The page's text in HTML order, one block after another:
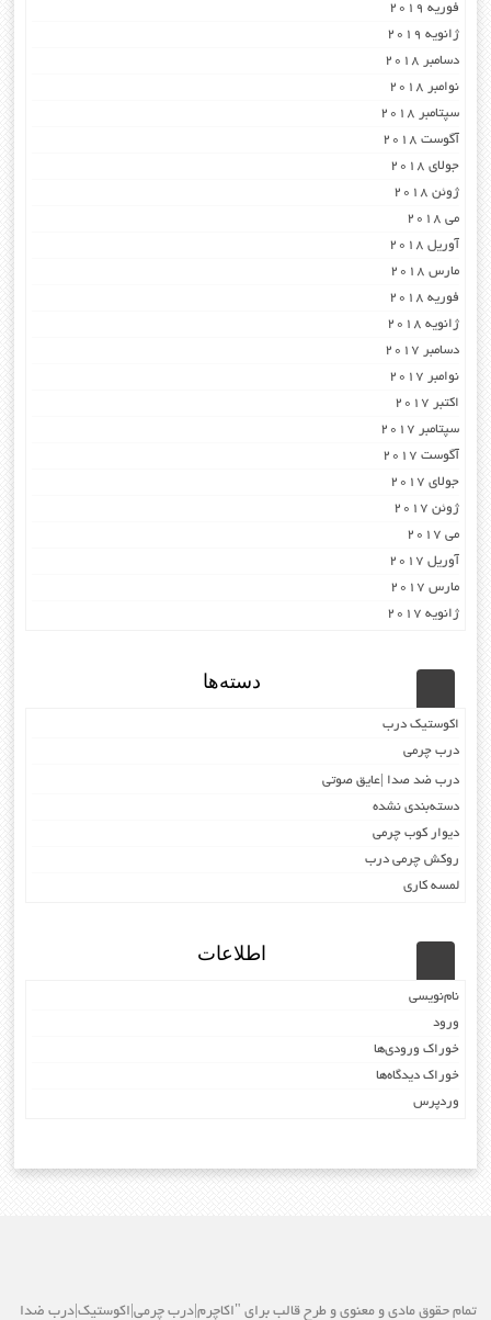
فوریه 2019
ژانویه 2019
دسامبر 2018
نوامبر 2018
سپتامبر 2018
آگوست 2018
جولای 2018
ژوئن 2018
می 2018
آوریل 2018
مارس 2018
فوریه 2018
ژانویه 2018
دسامبر 2017
نوامبر 2017
اکتبر 2017
سپتامبر 2017
آگوست 2017
جولای 2017
ژوئن 2017
می 2017
آوریل 2017
مارس 2017
ژانویه 2017
دسته‌ها
اکوستیک درب
درب چرمی
درب ضد صدا |عایق صوتی
دسته‌بندی نشده
دیوار کوب چرمی
روکش چرمی درب
لمسه کاری
اطلاعات
نام‌نویسی
ورود
خوراک ورودی‌ها
خوراک دیدگاه‌ها
وردپرس
تمام حقوق مادی و معنوی و طرح قالب برای "اکاچرم|درب چرمی|اکوستیک|درب ضدا